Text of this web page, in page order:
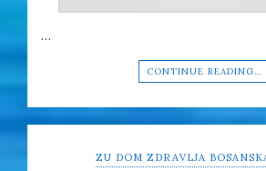
…
CONTINUE READING…
ZU DOM ZDRAVLJA